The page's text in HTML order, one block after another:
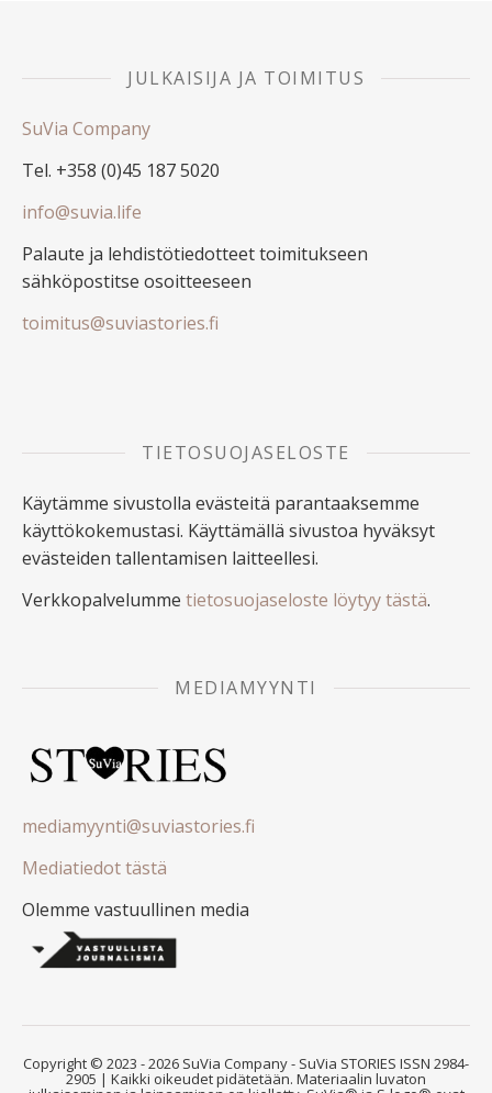
JULKAISIJA JA TOIMITUS
SuVia Company
Tel. +358 (0)45 187 5020
info@suvia.life
Palaute ja lehdistötiedotteet toimitukseen
sähköpostitse osoitteeseen
toimitus@suviastories.fi
TIETOSUOJASELOSTE
Käytämme sivustolla evästeitä parantaaksemme
käyttökokemustasi. Käyttämällä sivustoa hyväksyt
evästeiden tallentamisen laitteellesi.
Verkkopalvelumme tietosuojaseloste löytyy tästä.
MEDIAMYYNTI
mediamyynti@suviastories.fi
Mediatiedot tästä
Olemme vastuullinen media
Copyright © 2023 - 2026 SuVia Company - SuVia STORIES ISSN 2984-
2905 | Kaikki oikeudet pidätetään. Materiaalin luvaton